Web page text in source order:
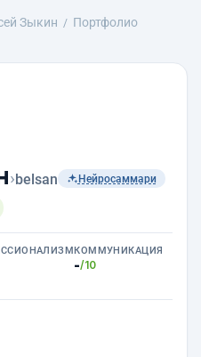
Зыкин
Портфолио
›belsan Нейросаммари
КОММУНИКАЦИЯ
-/10